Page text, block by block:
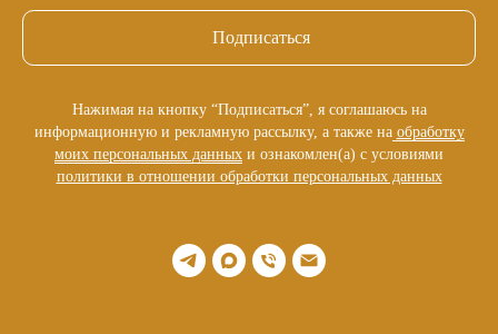
Подписаться
Нажимая на кнопку “Подписаться”, я соглашаюсь на
информационную и рекламную рассылку, а также на обработку
моих персональных данных и ознакомлен(а) с условиями
политики в отношении обработки персональных данных